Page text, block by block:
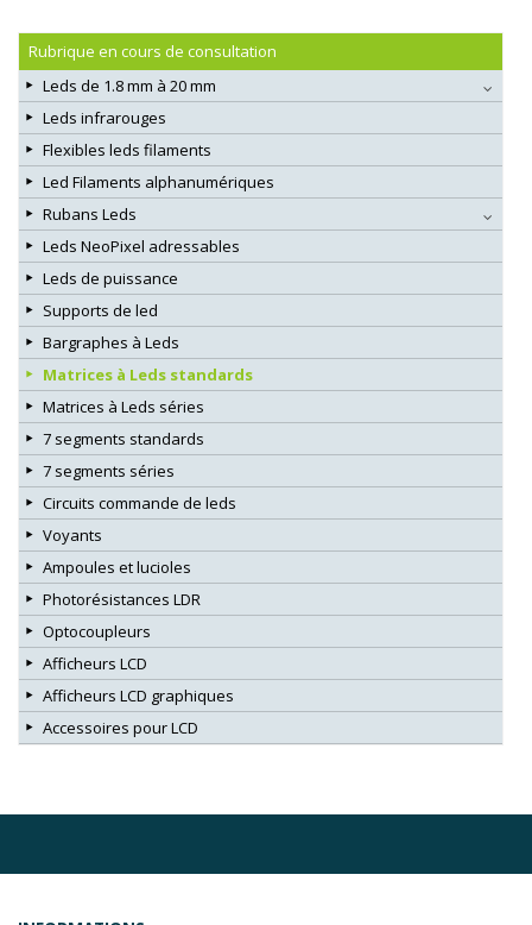
Rubrique en cours de consultation
Leds de 1.8 mm à 20 mm
Leds infrarouges
Flexibles leds filaments
Led Filaments alphanumériques
Rubans Leds
Leds NeoPixel adressables
Leds de puissance
Supports de led
Bargraphes à Leds
Matrices à Leds standards
Matrices à Leds séries
7 segments standards
7 segments séries
Circuits commande de leds
Voyants
Ampoules et lucioles
Photorésistances LDR
Optocoupleurs
Afficheurs LCD
Afficheurs LCD graphiques
Accessoires pour LCD